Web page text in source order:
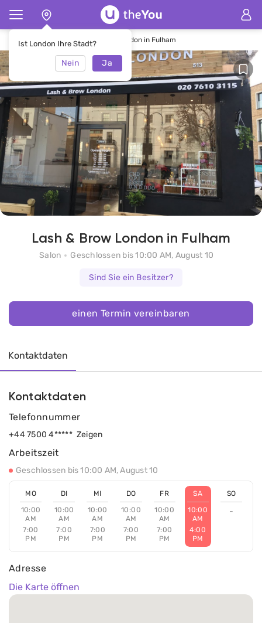
Ist London Ihre Stadt?
Nein Ja
Hauptseite SalonLash & Brow London in Fulham
Lash & Brow London in Fulham
Salon Geschlossen bis 10:00 AM, August 10
Sind Sie ein Besitzer?
einen Termin vereinbaren
Kontaktdaten
Kontaktdaten
Adresse
Die Karte öffnen
Arbeitszeit
Geschlossen bis 10:00 AM, August 10
MO
10:00
AM
7:00
PM
DI
10:00
AM
7:00
PM
MI
10:00
AM
7:00
PM
DO
10:00
AM
7:00
PM
FR
10:00
AM
7:00
PM
SA
10:00
AM
4:00
PM
SO
-
Telefonnummer
+44 7500 4***** Zeigen